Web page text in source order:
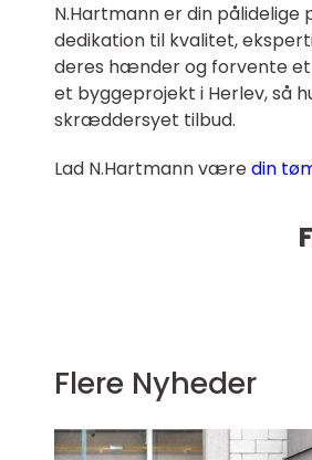
N.Hartmann er din
dedikation til kvalitet,
deres hænder og forvente et
et byggeprojekt i Herlev, så
skræddersyet tilbud.
Lad N.Hartmann væredin
Flere Nyheder